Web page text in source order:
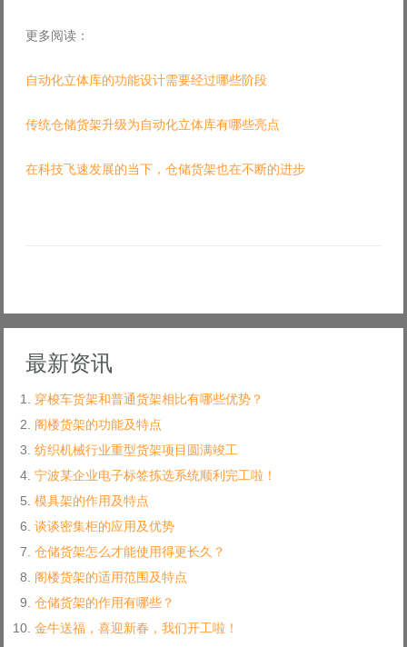
更多阅读：
自动化立体库的功能设计需要经过哪些阶段
传统仓储货架升级为自动化立体库有哪些亮点
在科技飞速发展的当下，仓储货架也在不断的进步
最新资讯
穿梭车货架和普通货架相比有哪些优势？
阁楼货架的功能及特点
纺织机械行业重型货架项目圆满竣工
宁波某企业电子标签拣选系统顺利完工啦！
模具架的作用及特点
谈谈密集柜的应用及优势
仓储货架怎么才能使用得更长久？
阁楼货架的适用范围及特点
仓储货架的作用有哪些？
金牛送福，喜迎新春，我们开工啦！